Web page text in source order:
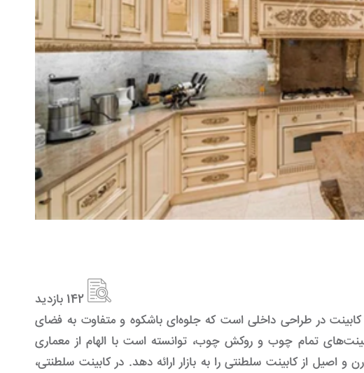
142 بازدید
در طراحی داخلی است که جلوه‌ای باشکوه و متفاوت به فضای
تمام چوب و روکش چوب، توانسته است با الهام از معماری
از کابینت سلطنتی را به بازار ارائه دهد. در کابینت سلطنتی،